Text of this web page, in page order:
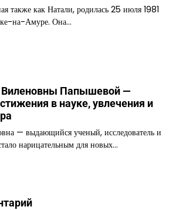
также как Натали, родилась 25 июля 1981
на-Амуре. Она…
Виленовны Папышевой —
в науке, увлечения и
— выдающийся ученый, исследователь и
нарицательным для новых…